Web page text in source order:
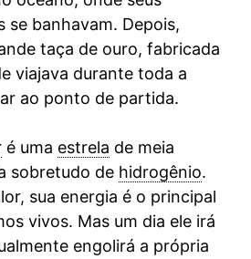
se banhavam. Depois,
taça de ouro, fabricada
viajava durante toda a
ao ponto de partida.
é uma estrela de meia
sobretudo de hidrogênio.
sua energia é o principal
vivos. Mas um dia ele irá
engolirá a própria